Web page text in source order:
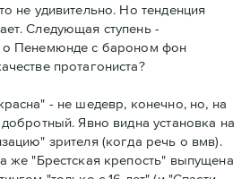
не удивительно. Но тенденция
Следующая ступень -
о Пенемюнде с бароном фон
протагониста?
- не шедевр, конечно, но, на
Явно видна установка на
зрителя (когда речь о вмв).
же "Брестская крепость" выпущена